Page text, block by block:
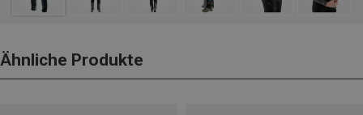
Ähnliche Produkte